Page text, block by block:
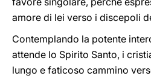
amore di lei verso i discepoli
Contemplando la potente
attende lo Spirito Santo, i
lungo e faticoso cammino